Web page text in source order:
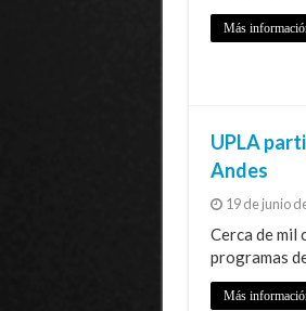
Más
UPLA
Andes
19 de junio
Cerca de mil
programas
Más